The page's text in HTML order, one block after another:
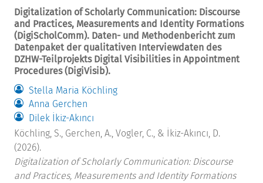
Digitalization of Scholarly Communication: Discourse
and Practices, Measurements and Identity Formations
(DigiScholComm). Daten- und Methodenbericht zum
Datenpaket der qualitativen Interviewdaten des
DZHW-Teilprojekts Digital Visibilities in Appointment
Procedures (DigiVisib).
Stella Maria Köchling
Anna Gerchen
Dilek İkiz-Akıncı
Köchling, S., Gerchen, A., Vogler, C., & İkiz-Akıncı, D.
(2026).
Digitalization of Scholarly Communication: Discourse
and Practices, Measurements and Identity Formations